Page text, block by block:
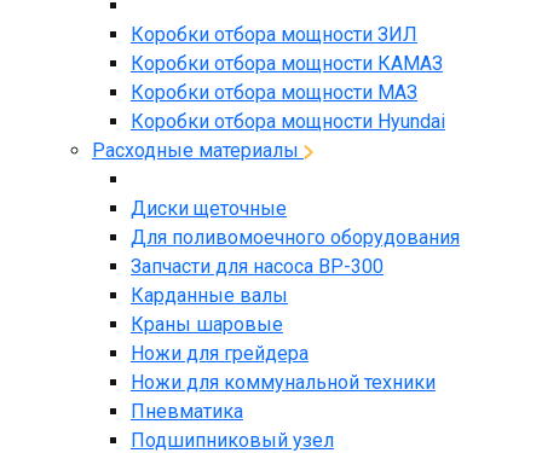
Коробки отбора мощности ЗИЛ
Коробки отбора мощности КАМАЗ
Коробки отбора мощности МАЗ
Коробки отбора мощности Hyundai
Расходные материалы
Диски щеточные
Для поливомоечного оборудования
Запчасти для насоса BP-300
Карданные валы
Краны шаровые
Ножи для грейдера
Ножи для коммунальной техники
Пневматика
Подшипниковый узел